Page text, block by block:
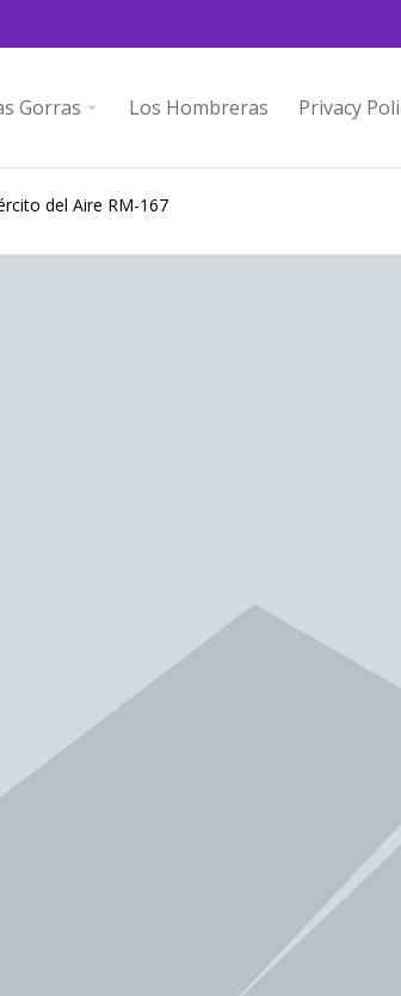
Gorras Los Hombreras Privacy
del Aire RM-167